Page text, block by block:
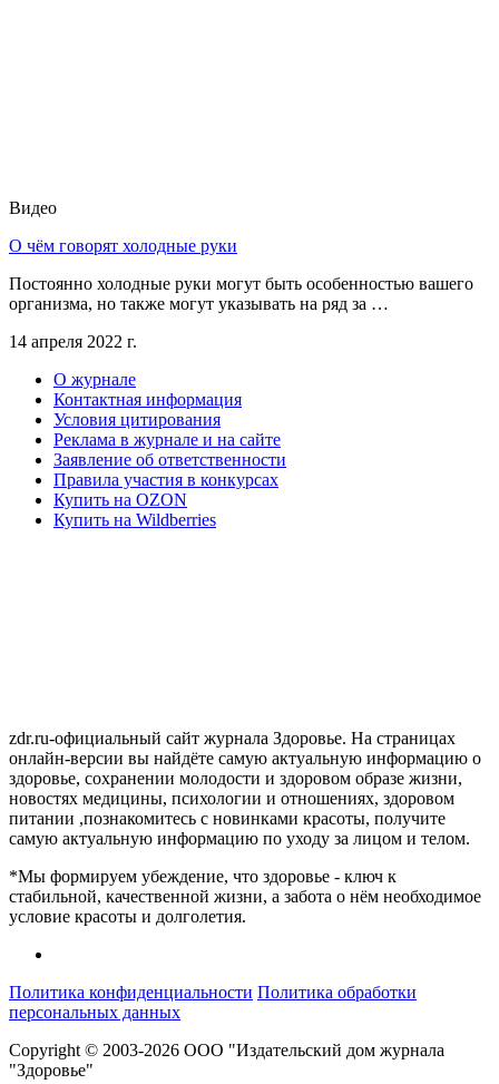
Видео
О чём говорят холодные руки
Постоянно холодные руки могут быть особенностью вашего
организма, но также могут указывать на ряд за …
14 апреля 2022 г.
О журнале
Контактная информация
Условия цитирования
Реклама в журнале и на сайте
Заявление об ответственности
Правила участия в конкурсах
Купить на OZON
Купить на Wildberries
zdr.ru-официальный сайт журнала Здоровье. На страницах
онлайн-версии вы найдёте самую актуальную информацию о
здоровье, сохранении молодости и здоровом образе жизни,
новостях медицины, психологии и отношениях, здоровом
питании ,познакомитесь с новинками красоты, получите
самую актуальную информацию по уходу за лицом и телом.
*Мы формируем убеждение, что здоровье - ключ к
стабильной, качественной жизни, а забота о нём необходимое
условие красоты и долголетия.
Политика конфиденциальности Политика обработки
персональных данных
Copyright © 2003-2026 ООО "Издательский дом журнала
"Здоровье"